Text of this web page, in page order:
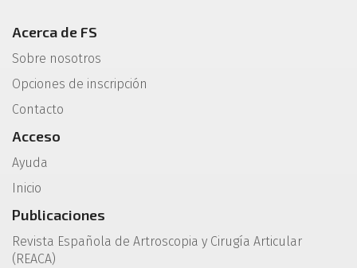
Acerca de FS
Sobre nosotros
Opciones de inscripción
Contacto
Acceso
Ayuda
Inicio
Publicaciones
Revista Española de Artroscopia y Cirugía Articular
(REACA)